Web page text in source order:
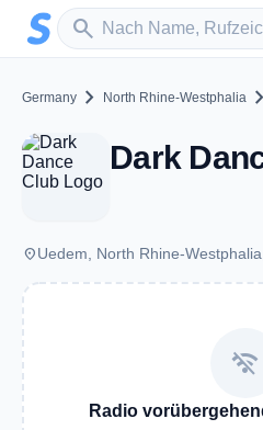
Zum Hauptinhalt springen
search
Sender suchen
Germany chevron_right North Rhine-Westphalia chevron_right
placeUedem, North Rhine-
wifi_off
Radio